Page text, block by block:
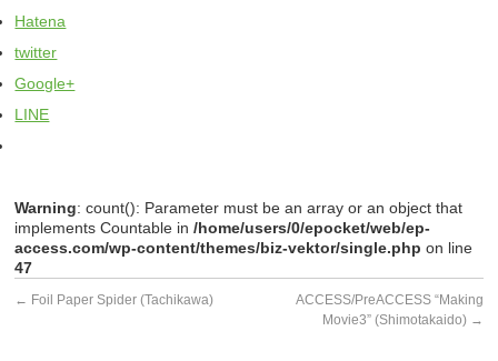
Hatena
twitter
Google+
LINE
Warning: count(): Parameter must be an array or an object that
implements Countable in/home/users/0/epocket/web/ep-
access.com/wp-content/themes/biz-vektor/single.php on line
47
← Foil Paper Spider (Tachikawa)
ACCESS/PreACCESS “Making
Movie3” (Shimotakaido) →